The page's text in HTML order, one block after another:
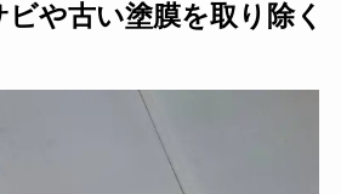
や古い塗膜を取り除く